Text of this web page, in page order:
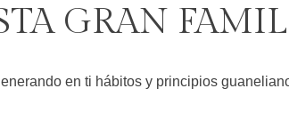
GRAN
en ti hábitos y principios